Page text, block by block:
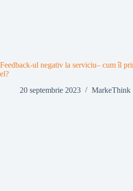
Feedback-ul negativ la serviciu– cum îl
el?
20 septembrie 2023
MarkeThink